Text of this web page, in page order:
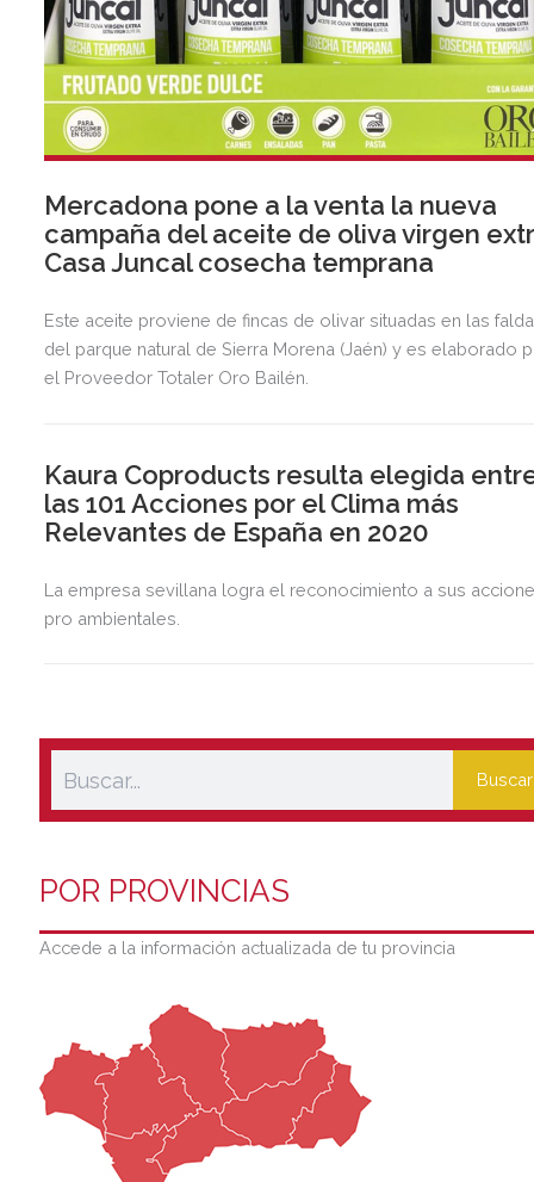
Mercadona pone a la venta la nueva
campaña del aceite de oliva virgen
Casa Juncal cosecha temprana
Este aceite proviene de fincas de olivar situadas en las
del parque natural de Sierra Morena (Jaén) y es elaborado
el Proveedor Totaler Oro Bailén.
Kaura Coproducts resulta elegida
las 101 Acciones por el Clima más
Relevantes de España en 2020
La empresa sevillana logra el reconocimiento a sus
pro ambientales.
Buscar
POR PROVINCIAS
Accede a la información actualizada de tu provincia